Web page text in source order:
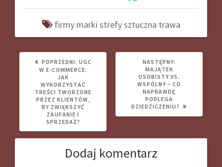
firmy marki strefysztuczna trawa
POPRZEDNI: POPRZEDNI
WPIS:
UGC
W E-COMMERCE:
JAK
WYKORZYSTAĆ
TREŚCI TWORZONE
PRZEZ KLIENTÓW,
BY ZWIĘKSZYĆ
ZAUFANIE I
SPRZEDAŻ?
NASTĘPNY:
MAJĄTEK
OSOBISTY VS.
WSPÓLNY – CO
NAPRAWDĘ
PODLEGA
DZIEDZICZENIU?
Dodaj komentarz